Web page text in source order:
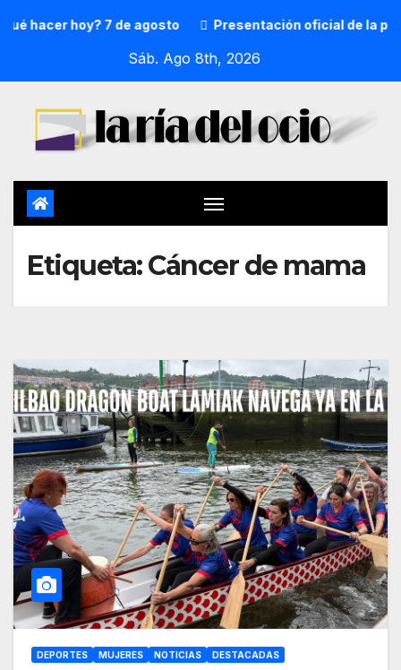
hacer hoy? 7 de agosto Presentación oficial de la
Sáb. Ago 8th, 2026
Etiqueta:Cáncer de mama
DEPORTES MUJERES NOTICIAS DESTACADAS